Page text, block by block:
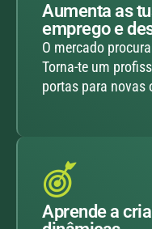
Aumenta as
emprego e
O mercado
Torna-te um
portas para novas
Aprende a